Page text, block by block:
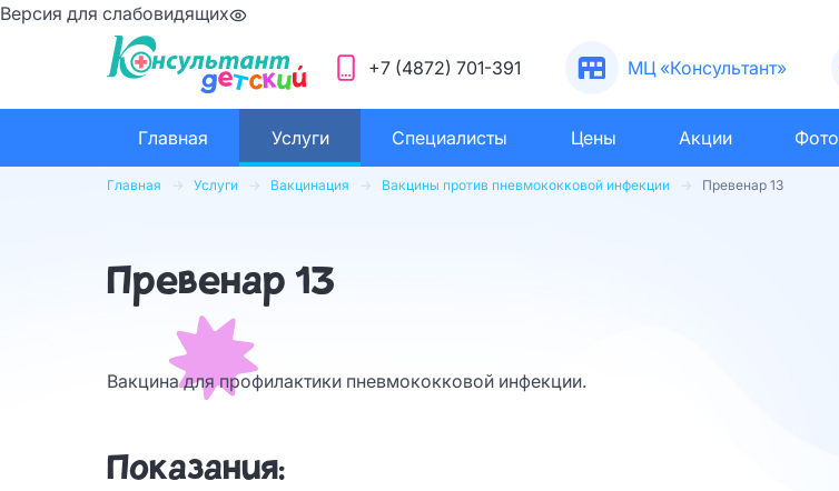
Версия для слабовидящих
+7 (4872) 701-391 МЦ «Консультант»
Главная Услуги Специалисты Цены Акции
Главная Услуги Вакцинация Вакцины против пневмококковой инфекции Превенар 13
Превенар 13
Вакцина для профилактики пневмококковой инфекции.
Показания: